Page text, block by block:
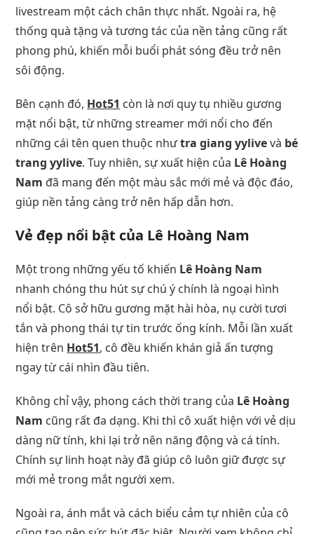
livestream một cách chân thực nhất. Ngoài ra, hệ
thống quà tặng và tương tác của nền tảng cũng rất
phong phú, khiến mỗi buổi phát sóng đều trở nên
sôi động.
Bên cạnh đó, Hot51 còn là nơi quy tụ nhiều gương
mặt nổi bật, từ những streamer mới nổi cho đến
những cái tên quen thuộc nhưtra giang yylivevà bé
trang yylive. Tuy nhiên, sự xuất hiện của Lê Hoàng
Nam đã mang đến một màu sắc mới mẻ và độc đáo,
giúp nền tảng càng trở nên hấp dẫn hơn.
Vẻ đẹp nổi bật của Lê Hoàng Nam
Một trong những yếu tố khiến Lê Hoàng Nam
nhanh chóng thu hút sự chú ý chính là ngoại hình
nổi bật. Cô sở hữu gương mặt hài hòa, nụ cười tươi
tắn và phong thái tự tin trước ống kính. Mỗi lần xuất
hiện trên Hot51, cô đều khiến khán giả ấn tượng
ngay từ cái nhìn đầu tiên.
Không chỉ vậy, phong cách thời trang của Lê Hoàng
Nam cũng rất đa dạng. Khi thì cô xuất hiện với vẻ dịu
dàng nữ tính, khi lại trở nên năng động và cá tính.
Chính sự linh hoạt này đã giúp cô luôn giữ được sự
mới mẻ trong mắt người xem.
Ngoài ra, ánh mắt và cách biểu cảm tự nhiên của cô